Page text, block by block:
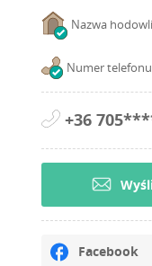
Nazwa
Numer
+36
Facebook